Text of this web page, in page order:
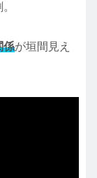
係が垣間見え